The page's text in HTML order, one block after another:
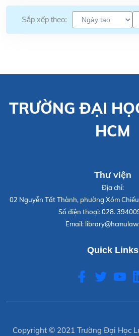
Sắp xếp theo:
TRƯỜNG ĐẠI
HCM
Thư viện
Địa chỉ:
02 Nguyễn Tất Thành, phường Xóm
Số điện thoại:028.
Email:
Quick Links
Copyright © 2021 Trường Đại Học